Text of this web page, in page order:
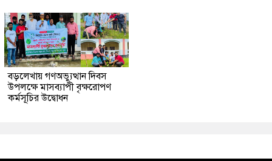
বড়লেখায় গণঅভ্যুত্থান দিবস
উপলক্ষে মাসব্যাপী বৃক্ষরোপণ
কর্মসূচির উদ্বোধন